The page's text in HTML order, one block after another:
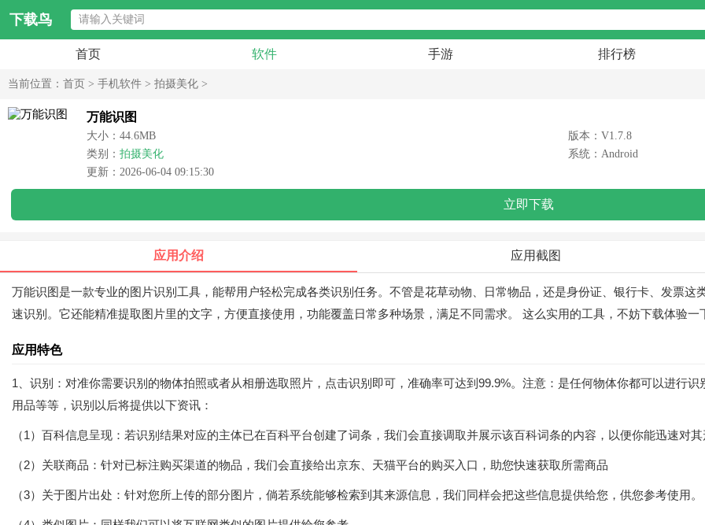
下载鸟
首页 软件 手游 排行榜
当前位置： 首页 > 手机软件 > 拍摄美化 >
万能识图
大小：44.6MB
版本：V1.7.8
类别： 拍摄美化
系统：Android
更新：2026-06-04 09:15:30
立即下载
应用介绍 应用截图
万能识图是一款专业的图片识别工具，能帮用户轻松完成各类识别任务。不管是花草动物、日常物品，还是身份证、银行卡、发票
速识别。它还能精准提取图片里的文字，方便直接使用，功能覆盖日常多种场景，满足不同需求。 这么实用的工具，不妨下载体验一
应用特色
1、识别：对准你需要识别的物体拍照或者从相册选取照片，点击识别即可，准确率可达到99.9%。注意：是任何物体你都可以进行
用品等等，识别以后将提供以下资讯：
（1）百科信息呈现：若识别结果对应的主体已在百科平台创建了词条，我们会直接调取并展示该百科词条的内容，以便你能迅速对其
（2）关联商品：针对已标注购买渠道的物品，我们会直接给出京东、天猫平台的购买入口，助您快速获取所需商品
（3）关于图片出处：针对您所上传的部分图片，倘若系统能够检索到其来源信息，我们同样会把这些信息提供给您，供您参考使用。